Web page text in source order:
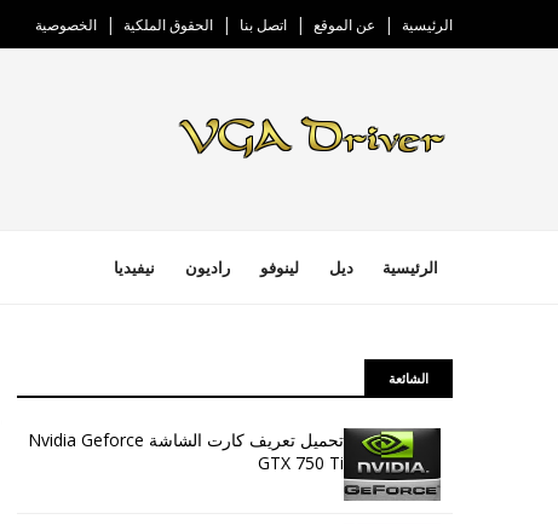
الرئيسية عن الموقع اتصل بنا الحقوق الملكية الخصوصية
الرئيسية ديل لينوفو راديون نيفيديا
الشائعة
تحميل تعريف كارت الشاشة Nvidia Geforce
GTX 750 Ti